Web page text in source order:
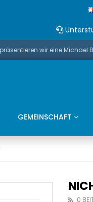
GEMEINSCHAFT
0